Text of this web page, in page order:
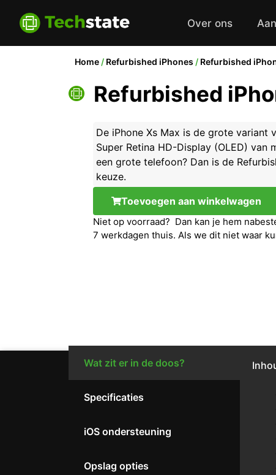
Over ons
Home / Refurbished iPhones / Refurbished
Refurbished
De iPhone Xs Max is de grote variant
Super Retina HD-Display (OLED) van
een grote telefoon? Dan is de
keuze.
Toevoegen aan winkelwagen
Niet op voorraad? Dan kan je hem
7 werkdagen thuis. Als we dit niet waar
Wat zit er in de doos?
Specificaties
iOS ondersteuning
Opslag opties